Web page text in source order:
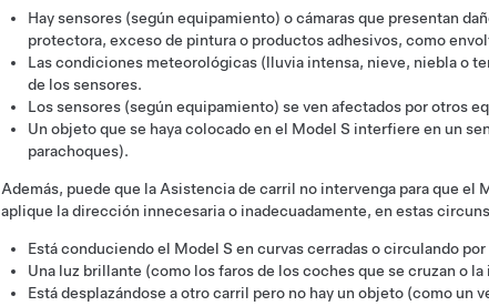
Haysensores (según equipamiento) ocámaras que presentan
protectora, exceso de pintura o productos adhesivos, como
Las condiciones meteorológicas (lluvia intensa, nieve, niebla o
de los sensores.
Los sensores (según equipamiento) se ven afectados por otros
Un objeto que se haya colocado en el Model S interfiere en un
parachoques).
Además, puede que la Asistencia de carril no intervenga para que el
aplique la dirección innecesaria o inadecuadamente, en estas
Está conduciendo el Model S en curvas cerradas o circulando
Una luz brillante (como los faros de los coches que se cruzan o
Está desplazándose a otro carril pero no hay un objeto (como un